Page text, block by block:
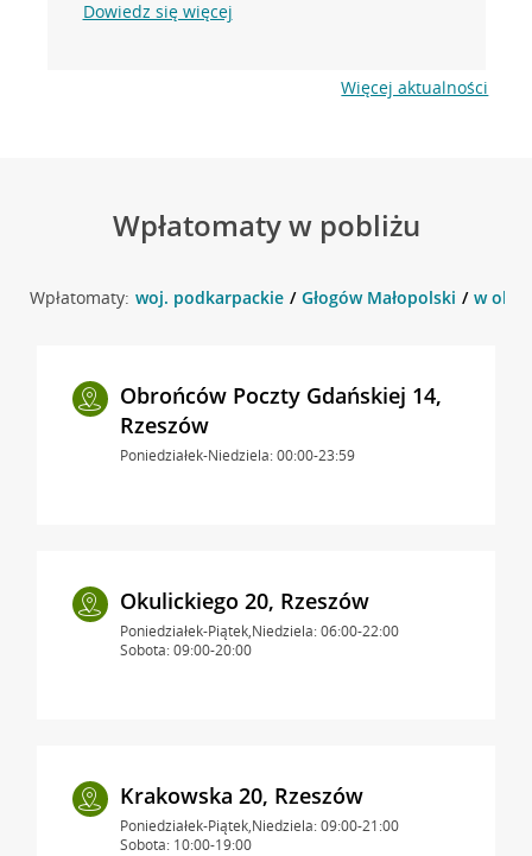
Dowiedz się więcej
Więcej aktualności
Wpłatomaty w pobliżu
Wpłatomaty: woj. podkarpackie Głogów Małopolski w
Obrońców Poczty Gdańskiej 14,
Rzeszów
Poniedziałek-Niedziela: 00:00-23:59
Okulickiego 20, Rzeszów
Poniedziałek-Piątek,Niedziela: 06:00-22:00
Sobota: 09:00-20:00
Krakowska 20, Rzeszów
Poniedziałek-Piątek,Niedziela: 09:00-21:00
Sobota: 10:00-19:00